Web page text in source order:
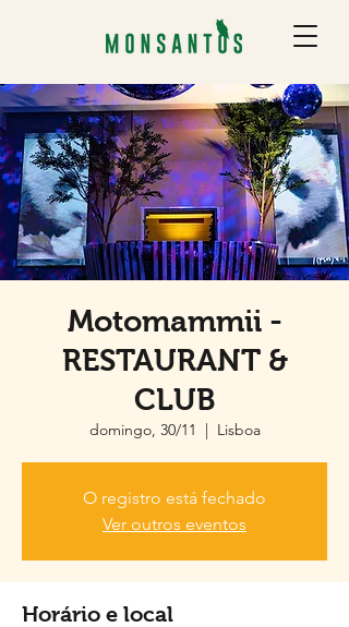
Motomammii -
RESTAURANT &
CLUB
domingo, 30/11
  |
Lisboa
O registro está fechado
Ver outros eventos
Horário e local